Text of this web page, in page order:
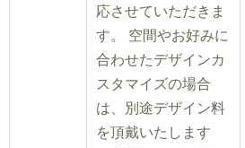
応させていただきま
す。 空間やお好みに
合わせたデザインカ
スタマイズの場合
は、別途デザイン料
を頂戴いたします